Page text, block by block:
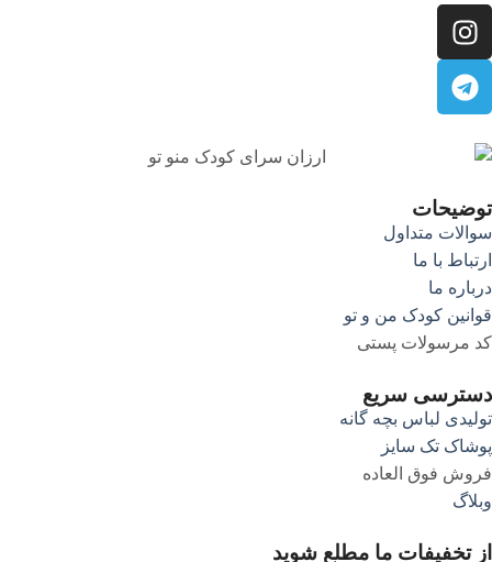
توضیحات
سوالات متداول
ارتباط با ما
درباره ما
قوانین کودک من و تو
کد مرسولات پستی
دسترسی سریع
تولیدی لباس بچه گانه
پوشاک تک سایز
فروش فوق العاده
وبلاگ
از تخفیفات ما مطلع شوید